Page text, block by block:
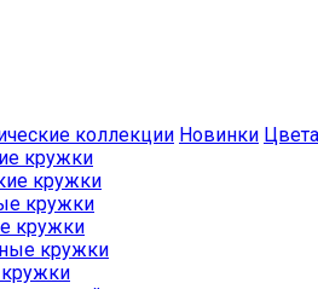
коллекции Новинки Цвета
кружки
кружки
кружки
кружки
кружки